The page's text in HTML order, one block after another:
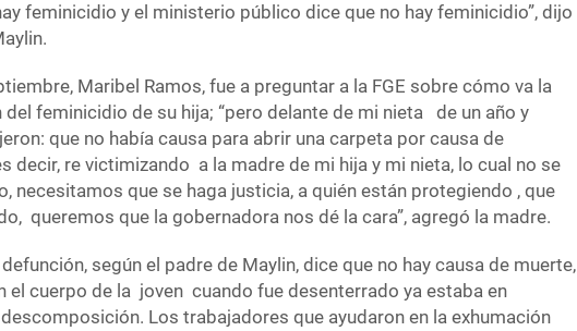
feminicidio y el ministerio público dice que no hay feminicidio”, dijo
Maribel Ramos, fue a preguntar a la FGE sobre cómo va la
del feminicidio de su hija; “pero delante de mi nieta de un año y
que no había causa para abrir una carpeta por causa de
decir, re victimizando a la madre de mi hija y mi nieta, lo cual no se
necesitamos que se haga justicia, a quién están protegiendo , que
queremos que la gobernadora nos dé la cara”, agregó la madre.
según el padre de Maylin, dice que no hay causa de muerte,
el cuerpo de la joven cuando fue desenterrado ya estaba en
Los trabajadores que ayudaron en la exhumación